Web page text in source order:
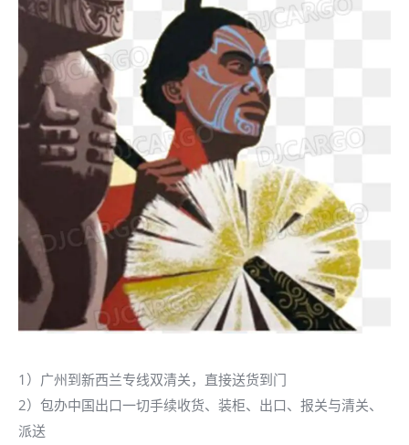
1）广州到新西兰专线双清关，直接送货到门
2）包办中国出口一切手续收货、装柜、出口、报关与清关、
派送